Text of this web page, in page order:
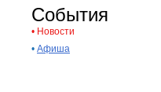
События
• Новости
• Афиша